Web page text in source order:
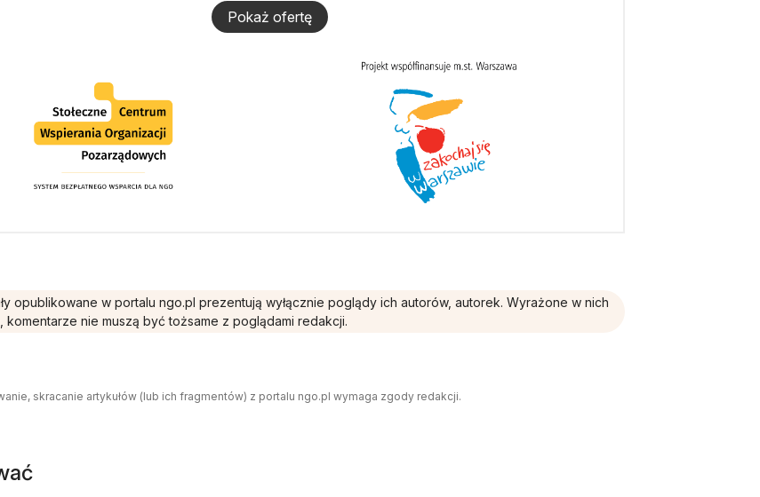
Pokaż ofertę
opublikowane w portalu ngo.pl prezentują wyłącznie poglądy ich autorów, autorek. Wyrażone w nich
komentarze nie muszą być tożsame z poglądami redakcji.
skracanie artykułów (lub ich fragmentów) z portalu ngo.pl wymaga zgody redakcji.